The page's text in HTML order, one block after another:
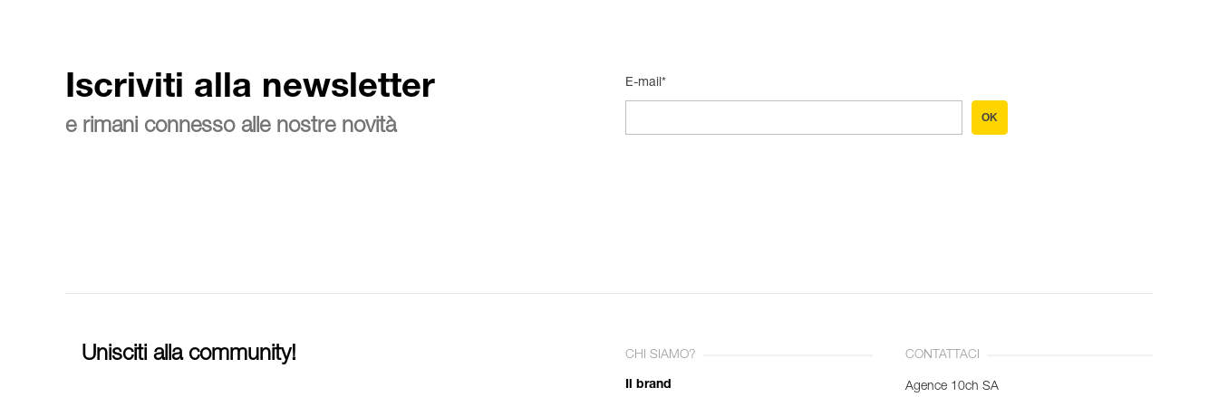
Iscriviti alla newsletter
e rimani connesso alle nostre novità
E-mail*
OK
Unisciti alla community! CHI SIAMO?
Il brand
CONTATTACI
Agence 10ch SA